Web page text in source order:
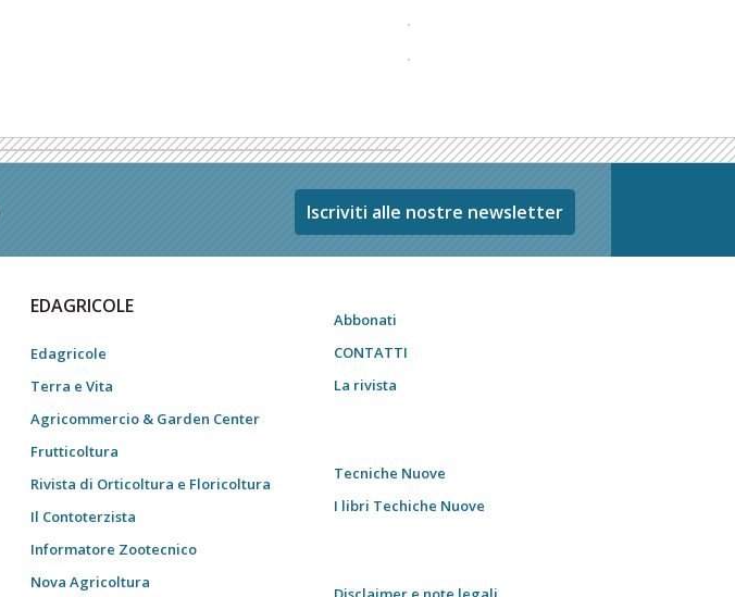
Iscriviti alle nostre newsletter
EDAGRICOLE
Edagricole
Terra e Vita
Agricommercio & Garden Center
Frutticoltura
Rivista di Orticoltura e Floricoltura
Il Contoterzista
Informatore Zootecnico
Nova Agricoltura
Abbonati
CONTATTI
La rivista
Tecniche Nuove
I libri Techiche Nuove